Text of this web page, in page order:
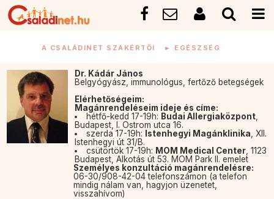
A CSALÁDINET SZAKÉRTŐI ► EGÉSZSÉG
Dr. Kádár János
Belgyógyász, immunológus, fertőző betegségek
Elérhetőségeim:
Magánrendeléseim ideje és címe:
hétfő-kedd 17-19h: Budai Allergiaközpont,
Budapest, I. Ostrom utca 16.
szerda 17-19h:
Istenhegyi Magánklinika , XII.
Istenhegyi út 31/B.
csütörtök 17-19h: MOM Medical Center, 1123
Budapest, Alkotás út 53. MOM Park II. emelet
Személyes konzultáció magánrendelésre:
06-30/908-42-04 telefonszámon (a telefon
mindig nálam van, hagyjon üzenetet,
visszahívom)